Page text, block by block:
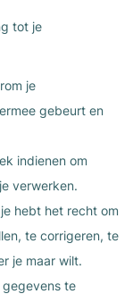
tot je
je
gebeurt en
indienen om
verwerken.
hebt het recht om
te corrigeren, te
je maar wilt.
gegevens te